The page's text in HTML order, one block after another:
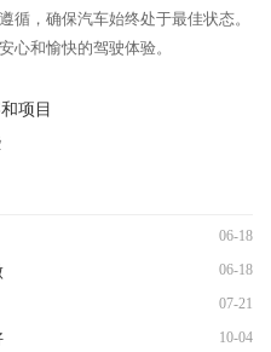
循，确保汽车始终处于最佳状态。
心和愉快的驾驶体验。
项目
06-18
06-18
07-21
10-04